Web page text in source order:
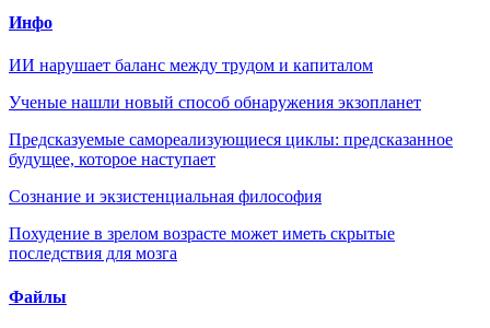
Инфо
ИИ нарушает баланс между трудом и капиталом
Ученые нашли новый способ обнаружения экзопланет
Предсказуемые самореализующиеся циклы: предсказанное
будущее, которое наступает
Сознание и экзистенциальная философия
Похудение в зрелом возрасте может иметь скрытые
последствия для мозга
Файлы